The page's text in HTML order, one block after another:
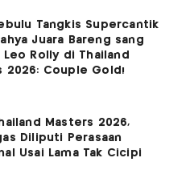
Tangkis Supercantik
Juara Bareng sang
Leo Rolly di Thailand
2026: Couple Gold!
Masters 2026,
Diliputi Perasaan
Usai Lama Tak Cicipi